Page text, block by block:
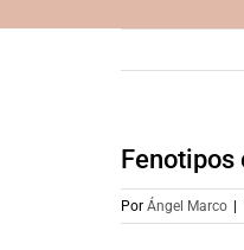
Por Ángel Marco